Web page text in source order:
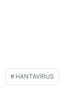
HANTAVIRÜS